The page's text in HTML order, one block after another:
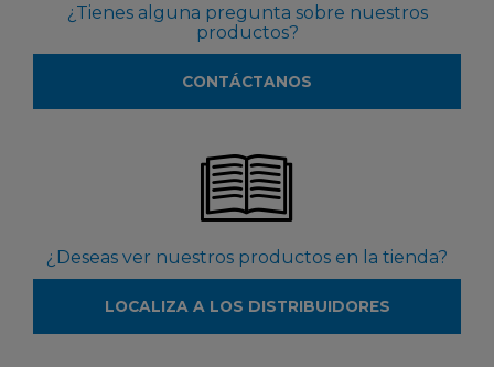
¿Tienes alguna pregunta sobre nuestros
productos?
CONTÁCTANOS
¿Deseas ver nuestros productos en la tienda?
LOCALIZA A LOS DISTRIBUIDORES